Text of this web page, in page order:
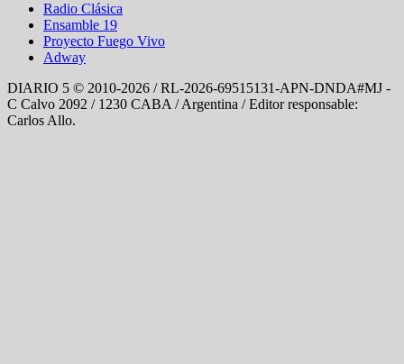
Radio Clásica
Ensamble 19
Proyecto Fuego Vivo
Adway
DIARIO 5 © 2010-2026 / RL-2026-69515131-APN-DNDA#MJ -
C Calvo 2092 / 1230 CABA / Argentina / Editor responsable:
Carlos Allo.